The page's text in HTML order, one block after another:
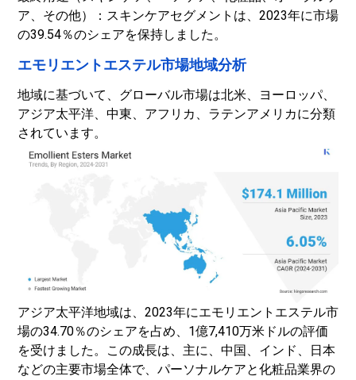
ア、その他）：スキンケアセグメントは、2023年に市場
の39.54％のシェアを保持しました。
エモリエントエステル市場地域分析
地域に基づいて、グローバル市場は北米、ヨーロッパ、
アジア太平洋、中東、アフリカ、ラテンアメリカに分類
されています。
アジア太平洋地域は、2023年にエモリエントエステル市
場の34.70％のシェアを占め、1億7,410万米ドルの評価
を受けました。この成長は、主に、中国、インド、日本
などの主要市場全体で、パーソナルケアと化粧品業界の